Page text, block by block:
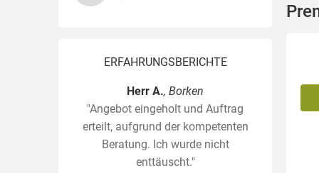
ERFAHRUNGSBERICHTE
Herr A., Borken
"Angebot eingeholt und Auftrag
erteilt, aufgrund der kompetenten
Beratung. Ich wurde nicht
enttäuscht."